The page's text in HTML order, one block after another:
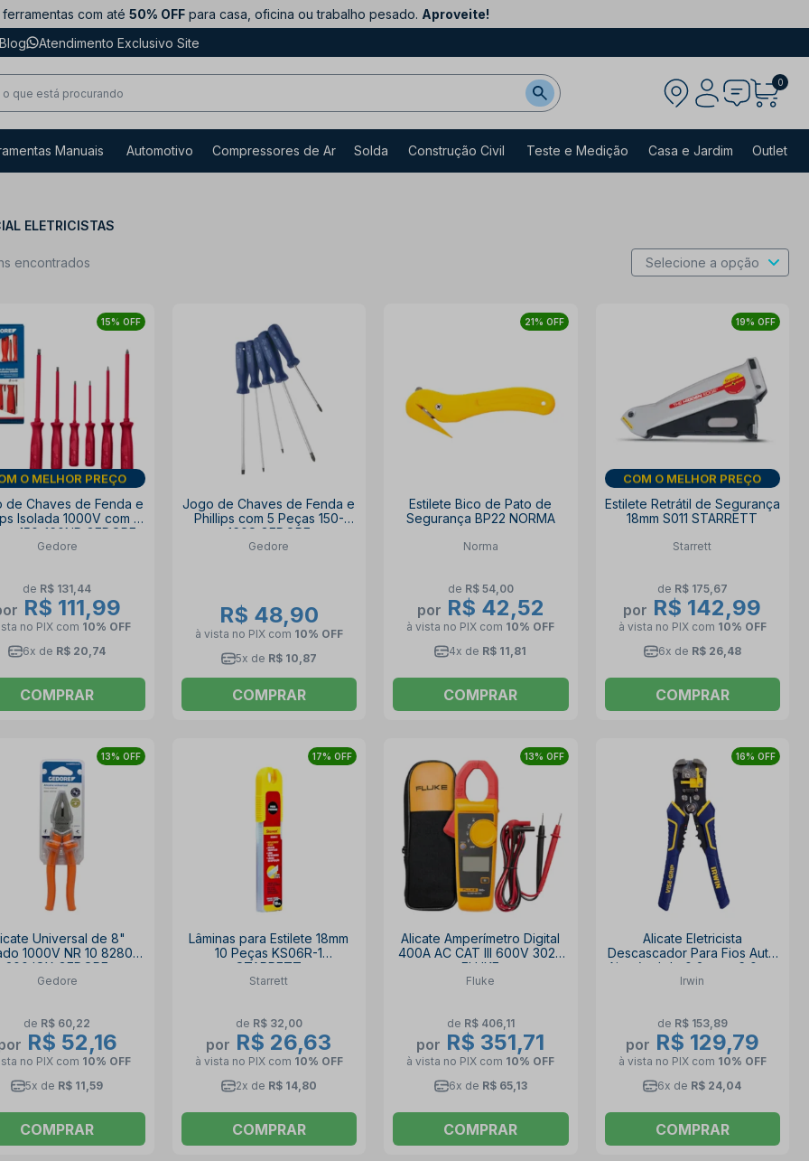
ferramentas com até 50% OFF para casa, oficina ou trabalho pesado. Aproveite!
Blog Atendimento Exclusivo Site
0
Manuais Automotivo Compressores de Ar Solda Construção Civil Teste e Medição Casa e Jardim Outlet
ELETRICISTAS
encontrados
15% OFF
DIA DOS PAIS
de Chaves de Fenda e
Isolada 1000V com 6
150-160NR GEDORE
Gedore
de R$ 131,44
R$ 111,99
no PIX com 10% OFF
6x de R$ 20,74
COMPRAR
Jogo de Chaves de Fenda e
Phillips com 5 Peças 150-
160S GEDORE
Gedore
R$ 48,90
à vista no PIX com 10% OFF
5x de R$ 10,87
COMPRAR
21% OFF
Estilete Bico de Pato de
Segurança BP22 NORMA
Norma
de R$ 54,00
por R$ 42,52
à vista no PIX com 10% OFF
4x de R$ 11,81
COMPRAR
19% OFF
DIA DOS PAIS
Estilete Retrátil de Segurança
18mm S011 STARRETT
Starrett
de R$ 175,67
por R$ 142,99
à vista no PIX com 10% OFF
6x de R$ 26,48
COMPRAR
13% OFF
Universal de 8"
1000V NR 10 8280-
200 IOX GEDORE
Gedore
de R$ 60,22
R$ 52,16
no PIX com 10% OFF
5x de R$ 11,59
COMPRAR
17% OFF
Lâminas para Estilete 18mm
10 Peças KS06R-1
STARRETT
Starrett
de R$ 32,00
por R$ 26,63
à vista no PIX com 10% OFF
2x de R$ 14,80
COMPRAR
13% OFF
Alicate Amperímetro Digital
400A AC CAT III 600V 302+
FLUKE
Fluke
de R$ 406,11
por R$ 351,71
à vista no PIX com 10% OFF
6x de R$ 65,13
COMPRAR
16% OFF
Alicate Eletricista
Descascador Para Fios Auto
Ajustável de 0,2mm a 6,0mm
2078300 IRWIN
Irwin
de R$ 153,89
por R$ 129,79
à vista no PIX com 10% OFF
6x de R$ 24,04
COMPRAR